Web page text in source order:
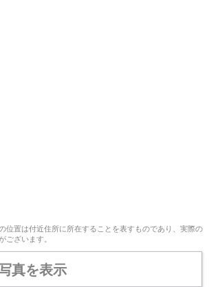
位置は付近住所に所在することを表すものであり、実際の
ございます。
真を表示